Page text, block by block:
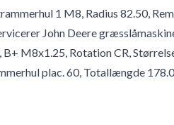
1 M8, Radius 82.50,
John Deere
M8x1.25, Rotation CR,
plac. 60, Totallængde